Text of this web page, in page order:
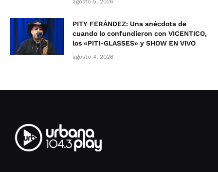
agosto 5, 2026
PITY FERÁNDEZ: Una anécdota de
cuando lo confundieron con VICENTICO,
los «PITI-GLASSES» y SHOW EN VIVO
agosto 4, 2026